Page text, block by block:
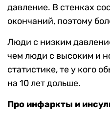
давление. В стенках
окончаний, поэтому
Люди с низким
чем люди с высоким и
статистике, те у кого
на 10 лет дольше.
Про инфаркты и